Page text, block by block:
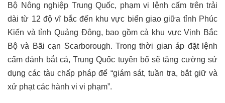
Bộ Nông nghiệp Trung Quốc, phạm vi lệnh cấm trên trải
dài từ 12 độ vĩ bắc đến khu vực biển giao giữa tỉnh Phúc
Kiến và tỉnh Quảng Đông, bao gồm cả khu vực Vịnh Bắc
Bộ và Bãi cạn Scarborough. Trong thời gian áp đặt lệnh
cấm đánh bắt cá, Trung Quốc tuyên bố sẽ tăng cường sử
dụng các tàu chấp pháp để “giám sát, tuần tra, bắt giữ và
xử phạt các hành vi vi phạm”.